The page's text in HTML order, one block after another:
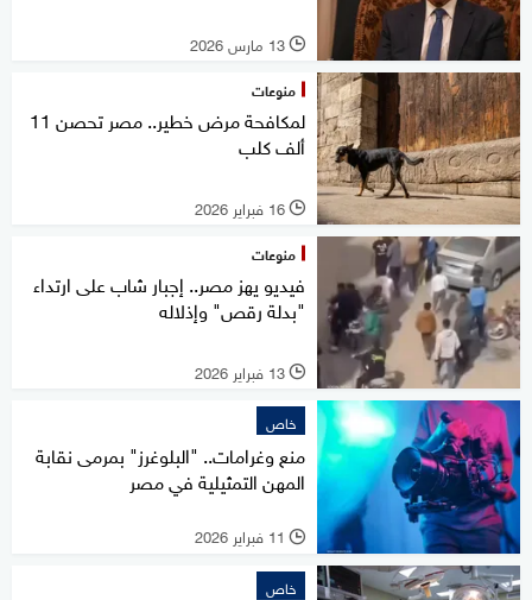
l 13 مارس 2026
منوعات
لمكافحة مرض خطير.. مصر تحصن 11
ألف كلب
l 16 فبراير 2026
منوعات
فيديو يهز مصر.. إجبار شاب على ارتداء
"بدلة رقص" وإذلاله
l 13 فبراير 2026
خاص
منع وغرامات.. "البلوغرز" بمرمى نقابة
المهن التمثيلية في مصر
l 11 فبراير 2026
خاص